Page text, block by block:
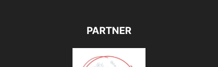
PARTNER